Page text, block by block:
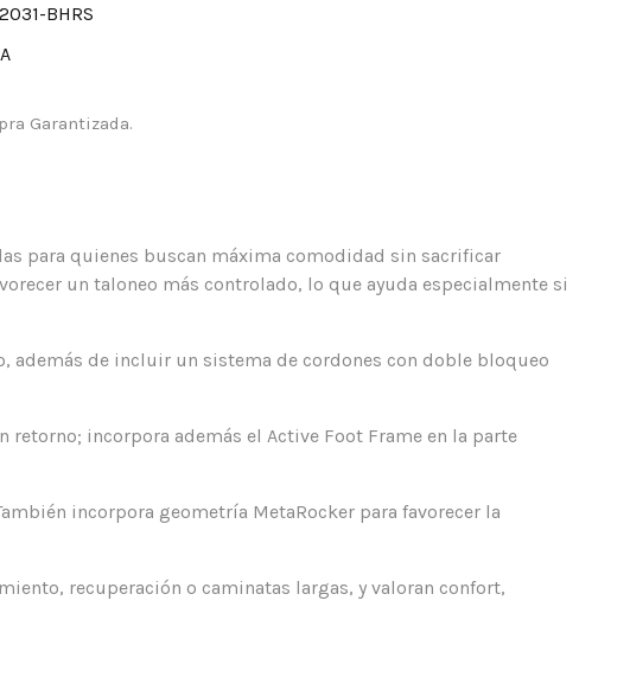
BHRS
Garantizada.
para quienes buscan máxima comodidad sin sacrificar
un taloneo más controlado, lo que ayuda especialmente si
de incluir un sistema de cordones con doble bloqueo
retorno; incorpora además el Active Foot Frame en la parte
incorpora geometría MetaRocker para favorecer la
recuperación o caminatas largas, y valoran confort,